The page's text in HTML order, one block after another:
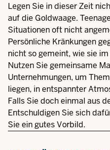
Legen Sie in dieser Zeit
auf die Goldwaage.
Situationen oft nicht
Persönliche Kränkungen
nicht so gemeint, wie sie
Nutzen Sie gemeinsame
Unternehmungen, um
liegen, in entspannter
Falls Sie doch einmal aus
Entschuldigen Sie sich
Sie ein gutes Vorbild.